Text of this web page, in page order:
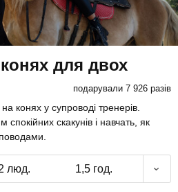
для двох
подарували 7 926 разів
конях у супроводі тренерів.
спокійних скакунів і навчать, як
люд. 1,5 год.